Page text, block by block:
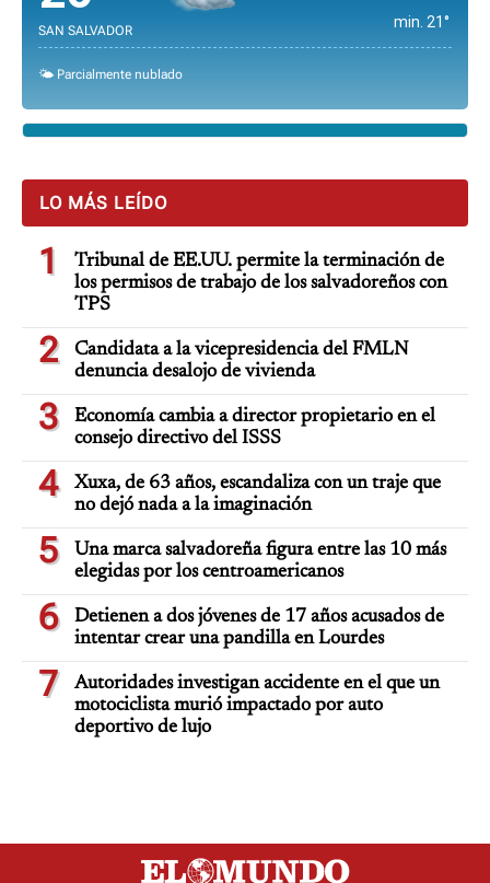
SAN SALVADOR min. 21°
🌤️ Parcialmente nublado
LO MÁS LEÍDO
1
Tribunal de EE.UU. permite la terminación de
los permisos de trabajo de los salvadoreños con
TPS
2
Candidata a la vicepresidencia del FMLN
denuncia desalojo de vivienda
3
Economía cambia a director propietario en el
consejo directivo del ISSS
4
Xuxa, de 63 años, escandaliza con un traje que
no dejó nada a la imaginación
5
Una marca salvadoreña figura entre las 10 más
elegidas por los centroamericanos
6
Detienen a dos jóvenes de 17 años acusados de
intentar crear una pandilla en Lourdes
7
Autoridades investigan accidente en el que un
motociclista murió impactado por auto
deportivo de lujo